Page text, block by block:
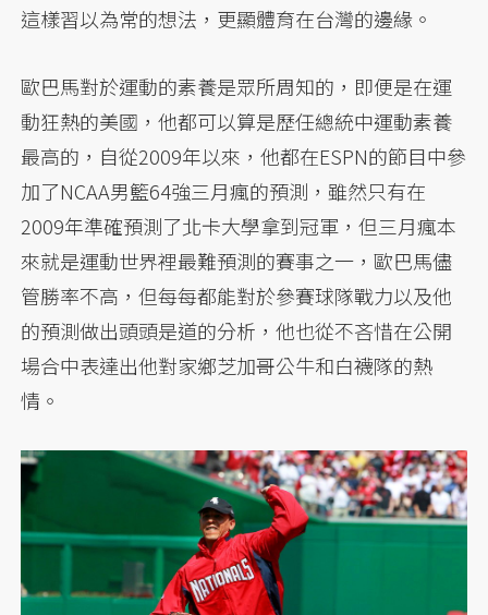
這樣習以為常的想法，更顯體育在台灣的邊緣。
歐巴馬對於運動的素養是眾所周知的，即便是在運
動狂熱的美國，他都可以算是歷任總統中運動素養
最高的，自從2009年以來，他都在ESPN的節目中參
加了NCAA男籃64強三月瘋的預測，雖然只有在
2009年準確預測了北卡大學拿到冠軍，但三月瘋本
來就是運動世界裡最難預測的賽事之一，歐巴馬儘
管勝率不高，但每每都能對於參賽球隊戰力以及他
的預測做出頭頭是道的分析，他也從不吝惜在公開
場合中表達出他對家鄉芝加哥公牛和白襪隊的熱
情。